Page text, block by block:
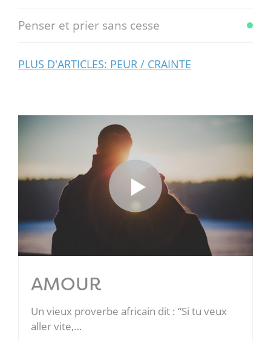
Penser et prier sans cesse
PLUS D'ARTICLES: PEUR / CRAINTE
AMOUR
Un vieux proverbe africain dit : “Si tu veux
aller vite,…